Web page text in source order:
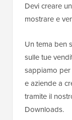
Devi creare
mostrare e
Un tema ben
sulle tue
sappiamo
e aziende a
tramite il
Downloads.